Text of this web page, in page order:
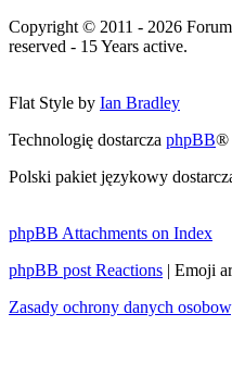
Copyright © 2011 - 2026
reserved - 15 Years active.
Flat Style by Ian Bradley
Technologię dostarcza phpBB®
Polski pakiet językowy
phpBB Attachments on Index
phpBB post Reactions | Emoji
Zasady ochrony danych